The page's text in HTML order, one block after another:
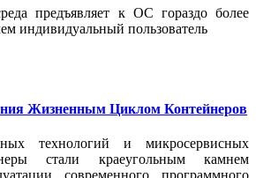
предъявляет к ОС гораздо более
индивидуальный пользователь
Жизненным Циклом Контейнеров
технологий и микросервисных
стали краеугольным камнем
современного программного